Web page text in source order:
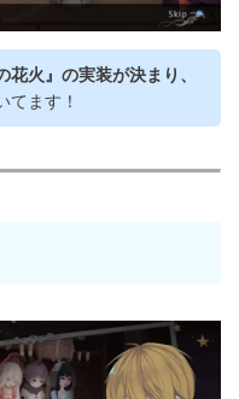
火』の実装が決まり、
てます！